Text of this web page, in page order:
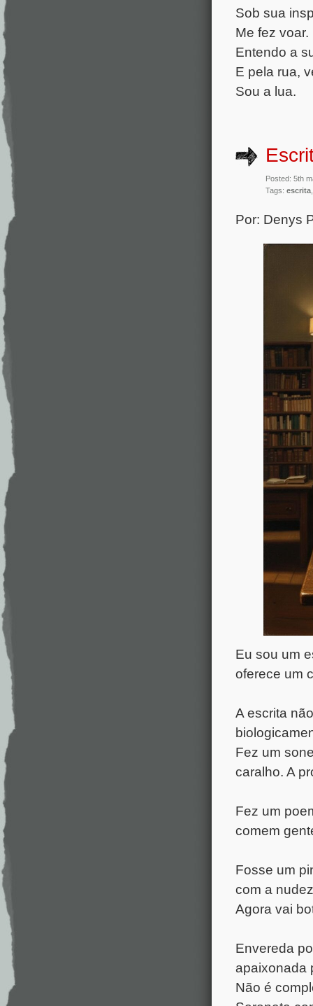
Sob sua
Me fez voar.
Entendo a
E pela rua,
Sou a lua.
Posted: 5th
Tags: escrita
Por: Denys
Eu sou um
oferece um
A escrita
Fez um
caralho. A
Fez um
comem
Fosse um
com a
Agora vai
Envereda
apaixonada
Não é